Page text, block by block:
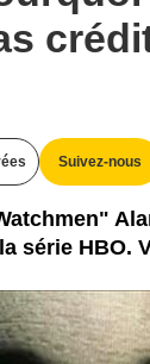
Suivez-nous
série HBO.